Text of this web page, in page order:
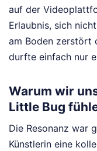
auf der
Erlaubnis, sich
am Boden zerstört
durfte einfach nur
Warum wir
Little Bug
Die Resonanz war
Künstlerin eine